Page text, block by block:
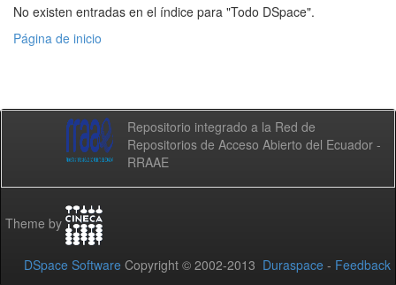
No existen entradas en el índice para "Todo DSpace".
Página de inicio
Repositorio integrado a la Red de
Repositorios de Acceso Abierto del Ecuador -
RRAAE
Theme by
DSpace Software Copyright © 2002-2013 Duraspace - Feedback